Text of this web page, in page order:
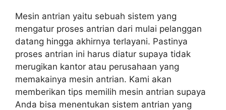
Mesin antrian yaitu sebuah sistem yang
mengatur proses antrian dari mulai pelanggan
datang hingga akhirnya terlayani. Pastinya
proses antrian ini harus diatur supaya tidak
merugikan kantor atau perusahaan yang
memakainya mesin antrian. Kami akan
memberikan tips memilih mesin antrian supaya
Anda bisa menentukan sistem antrian yang